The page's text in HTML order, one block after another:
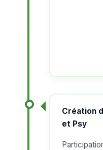
Création
et Psy